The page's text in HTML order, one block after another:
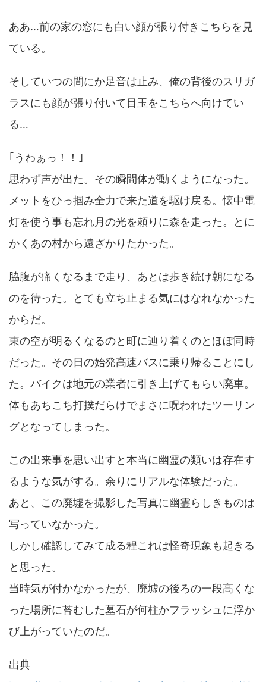
ああ…前の家の窓にも白い顔が張り付きこちらを見
ている。
そしていつの間にか足音は止み、俺の背後のスリガ
ラスにも顔が張り付いて目玉をこちらへ向けてい
る…
｢うわぁっ！！｣
思わず声が出た。その瞬間体が動くようになった。
メットをひっ掴み全力で来た道を駆け戻る。懐中電
灯を使う事も忘れ月の光を頼りに森を走った。とに
かくあの村から遠ざかりたかった。
脇腹が痛くなるまで走り、あとは歩き続け朝になる
のを待った。とても立ち止まる気にはなれなかった
からだ。
東の空が明るくなるのと町に辿り着くのとほぼ同時
だった。その日の始発高速バスに乗り帰ることにし
た。バイクは地元の業者に引き上げてもらい廃車。
体もあちこち打撲だらけでまさに呪われたツーリン
グとなってしまった。
この出来事を思い出すと本当に幽霊の類いは存在す
るような気がする。余りにリアルな体験だった。
あと、この廃墟を撮影した写真に幽霊らしきものは
写っていなかった。
しかし確認してみて成る程これは怪奇現象も起きる
と思った。
当時気が付かなかったが、廃墟の後ろの一段高くな
った場所に苔むした墓石が何柱かフラッシュに浮か
び上がっていたのだ。
出典